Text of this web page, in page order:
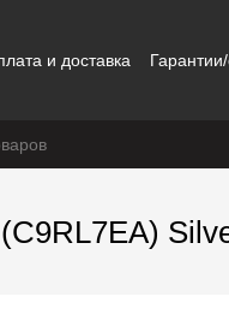
и доставка